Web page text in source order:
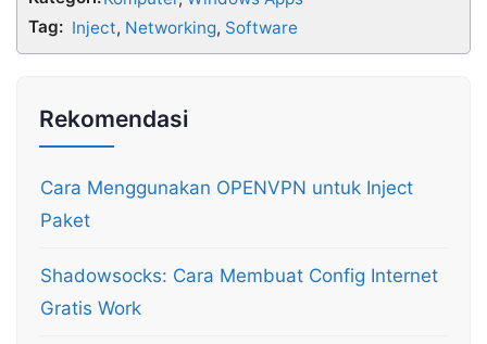
Tag: Inject, Networking, Software
Rekomendasi
Cara Menggunakan OPENVPN untuk Inject
Paket
Shadowsocks: Cara Membuat Config Internet
Gratis Work